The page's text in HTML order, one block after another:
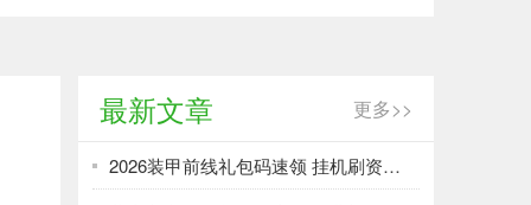
最新文章 更多>>
2026装甲前线礼包码速领 挂机刷资源攻略